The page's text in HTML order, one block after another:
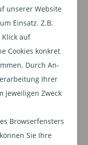
unserer Website
Einsatz. Z.B.
Klick auf
Cookies konkret
Durch An-
Ihrer
jeweiligen Zweck
Browserfensters
Sie Ihre
das Vereinigte
und
sowie die
Slowakei den
hält diese
im Rat. Da
kann es
die
im
stellt
Wert eines
realistisch
Erträge erst in
Betrag von